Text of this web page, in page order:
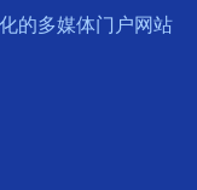
的多媒体门户网站